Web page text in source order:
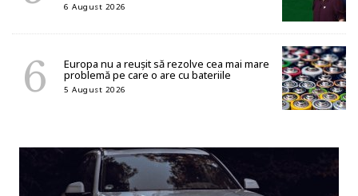
6 August 2026
Europa nu a reușit să rezolve cea mai mare
problemă pe care o are cu bateriile
5 August 2026